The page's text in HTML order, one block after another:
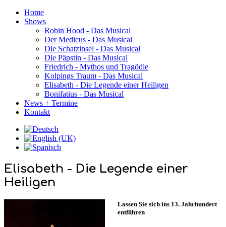
Home
Shows
Robin Hood - Das Musical
Der Medicus - Das Musical
Die Schatzinsel - Das Musical
Die Päpstin - Das Musical
Friedrich - Mythos und Tragödie
Kolpings Traum - Das Musical
Elisabeth - Die Legende einer Heiligen
Bonifatius - Das Musical
News + Termine
Kontakt
Elisabeth - Die Legende einer
Heiligen
Lassen Sie sich ins 13. Jahrhundert
entführen